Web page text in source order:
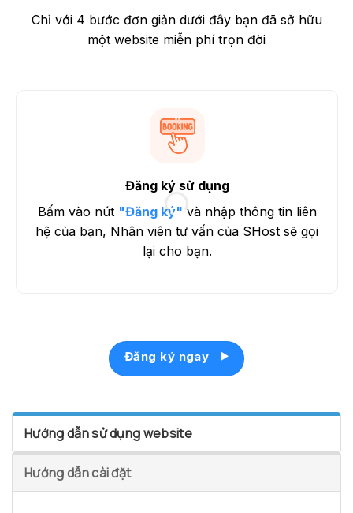
Chỉ với 4 bước đơn giản dưới đây bạn đã sở hữu
một website miễn phí trọn đời
Đăng ký sử dụng
Bấm vào nút "Đăng ký" và nhập thông tin liên
hệ của bạn, Nhân viên tư vấn của SHost sẽ gọi
lại cho bạn.
Đăng ký ngay
Hướng dẫn sử dụng website
Hướng dẫn cài đặt